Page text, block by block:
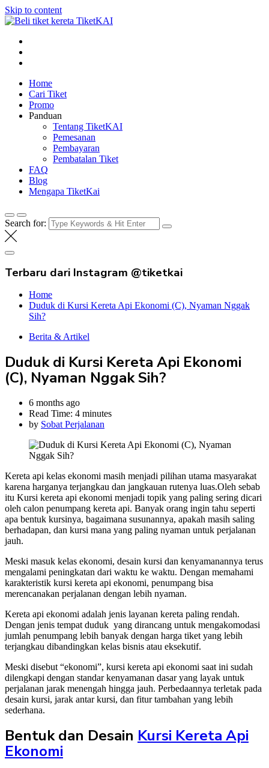
Skip to content
Beli tiket kereta api online
Home
Cari Tiket
Promo
Panduan
Tentang TiketKAI
Pemesanan
Pembayaran
Pembatalan Tiket
FAQ
Blog
Mengapa TiketKai
Search for:
Terbaru dari Instagram @tiketkai
Home
Duduk di Kursi Kereta Api Ekonomi (C), Nyaman Nggak
Sih?
Berita & Artikel
Duduk di Kursi Kereta Api Ekonomi
(C), Nyaman Nggak Sih?
6 months ago
Read Time: 4 minutes
by Sobat Perjalanan
Kereta api kelas ekonomi masih menjadi pilihan utama masyarakat
karena harganya terjangkau dan jangkauan rutenya luas.Oleh sebab
itu Kursi kereta api ekonomi menjadi topik yang paling sering dicari
oleh calon penumpang kereta api. Banyak orang ingin tahu seperti
apa bentuk kursinya, bagaimana susunannya, apakah masih saling
berhadapan, dan kursi mana yang paling nyaman untuk perjalanan
jauh.
Meski masuk kelas ekonomi, desain kursi dan kenyamanannya terus
mengalami peningkatan dari waktu ke waktu. Dengan memahami
karakteristik kursi kereta api ekonomi, penumpang bisa
merencanakan perjalanan dengan lebih nyaman.
Kereta api ekonomi adalah jenis layanan kereta paling rendah.
Dengan jenis tempat duduk yang dirancang untuk mengakomodasi
jumlah penumpang lebih banyak dengan harga tiket yang lebih
terjangkau dibandingkan kelas bisnis atau eksekutif.
Meski disebut “ekonomi”, kursi kereta api ekonomi saat ini sudah
dilengkapi dengan standar kenyamanan dasar yang layak untuk
perjalanan jarak menengah hingga jauh. Perbedaannya terletak pada
desain kursi, jarak antar kursi, dan fitur tambahan yang lebih
sederhana.
Bentuk dan Desain Kursi Kereta Api
Ekonomi